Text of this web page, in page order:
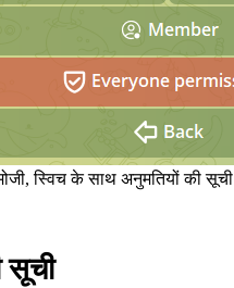
स्विच के साथ अनुमतियों की सूची
सूची